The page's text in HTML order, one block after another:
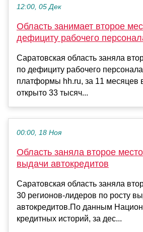
12:00, 05 Дек
Область занимает второе
дефициту рабочего
Саратовская область заняла
по дефициту рабочего
платформы hh.ru, за 11 месяцев
открыто 33 тысяч...
00:00, 18 Ноя
Область заняла второе
выдачи автокредитов
Саратовская область заняла
30 регионов-лидеров по росту
автокредитов.По данным
кредитных историй, за дес...